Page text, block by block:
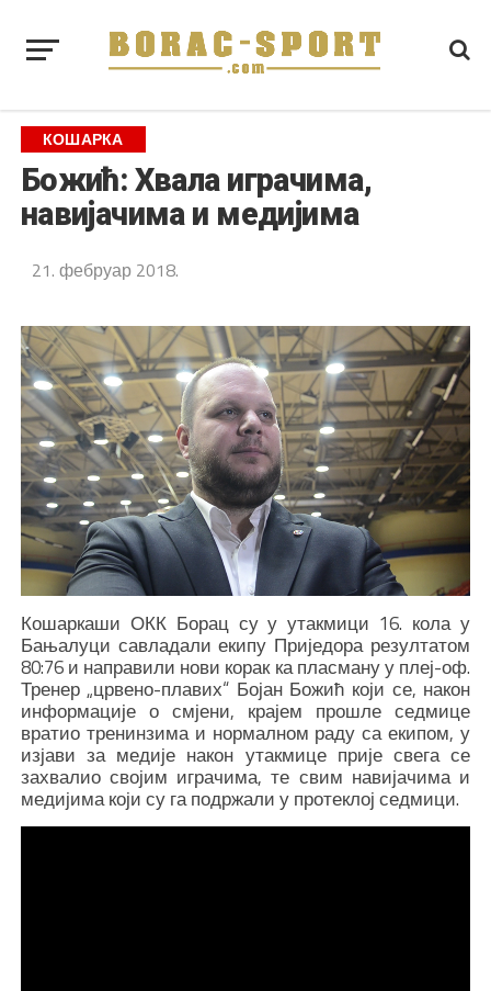
КОШАРКА
Божић: Хвала играчима,
навијачима и медијима
21. фебруар 2018.
Кошаркаши ОКК Борац су у утакмици 16. кола у
Бањалуци савладали екипу Приједора резултатом
80:76 и направили нови корак ка пласману у плеј-оф.
Тренер „црвено-плавих“ Бојан Божић који се, након
информације о смјени, крајем прошле седмице
вратио тренинзима и нормалном раду са екипом, у
изјави за медије након утакмице прије свега се
захвалио својим играчима, те свим навијачима и
медијима који су га подржали у протеклој седмици.